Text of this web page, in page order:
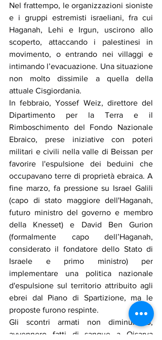
Nel frattempo, le organizzazioni sioniste
e i gruppi estremisti israeliani, fra cui
Haganah, Lehi e Irgun, uscirono allo
scoperto, attaccando i palestinesi in
movimento, o entrando nei villaggi e
intimando l’evacuazione. Una situazione
non molto dissimile a quella della
attuale Cisgiordania.
In febbraio, Yossef Weiz, direttore del
Dipartimento per la Terra e il
Rimboschimento del Fondo Nazionale
Ebraico, prese iniziative con poteri
militari e civili nella valle di Beissan per
favorire l'espulsione dei beduini che
occupavano terre di proprietà ebraica. A
fine marzo, fa pressione su Israel Galili
(capo di stato maggiore dell'Haganah,
futuro ministro del governo e membro
della Knesset) e David Ben Gurion
(formalmente capo dell’Haganah,
considerato il fondatore dello Stato di
Israele e primo ministro) per
implementare una politica nazionale
d'espulsione sul territorio attribuito agli
ebrei dal Piano di Spartizione, ma le
proposte furono respinte.
Gli scontri armati non diminuirono,
avvennero fatti di sangue a Qisarya